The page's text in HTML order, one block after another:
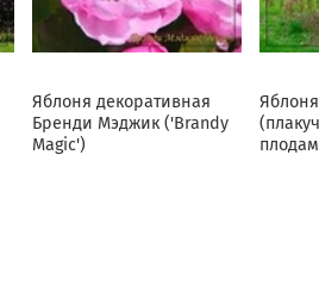
Яблоня декоративная
Бренди Мэджик ('Brandy
Magic')